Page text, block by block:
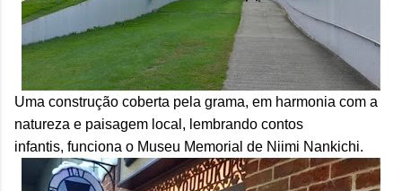
Uma construção coberta pela grama, em harmonia com a
natureza e paisagem local , lembrando contos
infantis, funciona o Museu Memorial de Niimi Nankichi.